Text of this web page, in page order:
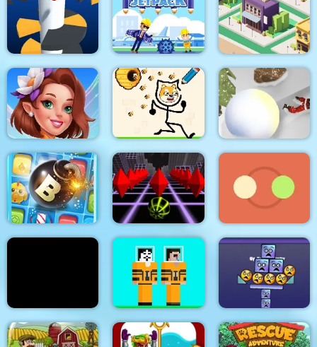
Playtime Horror
Monster Ground
Shadow Matching
Kids Learning Game
Pony Friendship
Helix Jump Crazy Jetpack City Idle Tycoon
Fairyland Merge &
Magic
Protect My Dog Snowball Destroyer
Sky Rolling ball Rotating Catchers